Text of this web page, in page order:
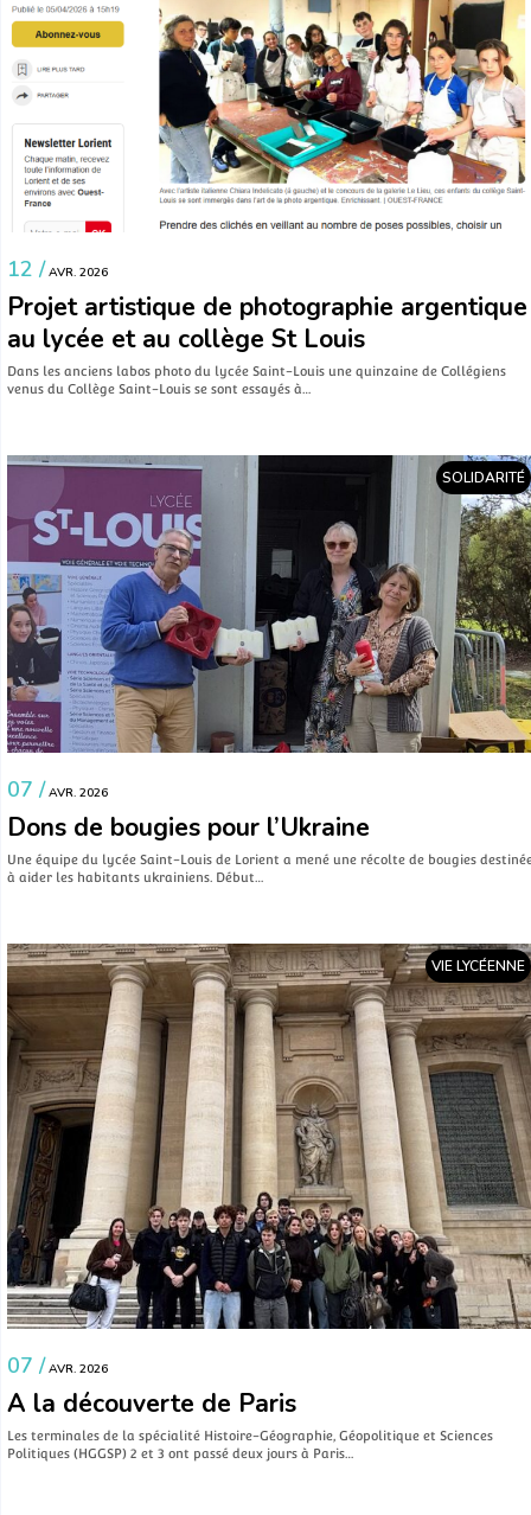
12 / AVR. 2026
Projet artistique de photographie argentique
au lycée et au collège St Louis
Dans les anciens labos photo du lycée Saint-Louis une quinzaine de Collégiens
venus du Collège Saint-Louis se sont essayés à…
SOLIDARITÉ
07 / AVR. 2026
Dons de bougies pour l’Ukraine
Une équipe du lycée Saint-Louis de Lorient a mené une récolte de bougies
à aider les habitants ukrainiens. Début…
VIE LYCÉENNE
07 / AVR. 2026
A la découverte de Paris
Les terminales de la spécialité Histoire-Géographie, Géopolitique et Sciences
Politiques (HGGSP) 2 et 3 ont passé deux jours à Paris…